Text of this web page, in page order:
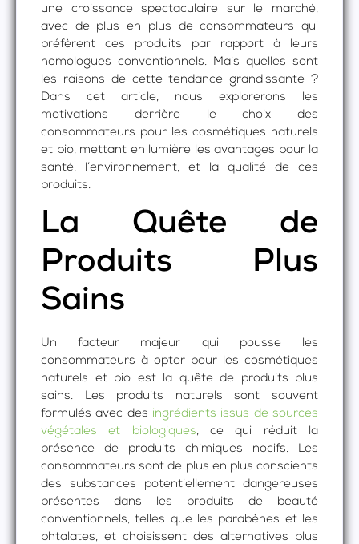
une croissance spectaculaire sur le marché,
avec de plus en plus de consommateurs qui
préfèrent ces produits par rapport à leurs
homologues conventionnels. Mais quelles sont
les raisons de cette tendance grandissante ?
Dans cet article, nous explorerons les
motivations derrière le choix des
consommateurs pour les cosmétiques naturels
et bio, mettant en lumière les avantages pour la
santé, l’environnement, et la qualité de ces
produits.
La Quête de
Produits Plus
Sains
Un facteur majeur qui pousse les
consommateurs à opter pour les cosmétiques
naturels et bio est la quête de produits plus
sains. Les produits naturels sont souvent
formulés avec des ingrédients issus de sources
végétales et biologiques, ce qui réduit la
présence de produits chimiques nocifs. Les
consommateurs sont de plus en plus conscients
des substances potentiellement dangereuses
présentes dans les produits de beauté
conventionnels, telles que les parabènes et les
phtalates, et choisissent des alternatives plus